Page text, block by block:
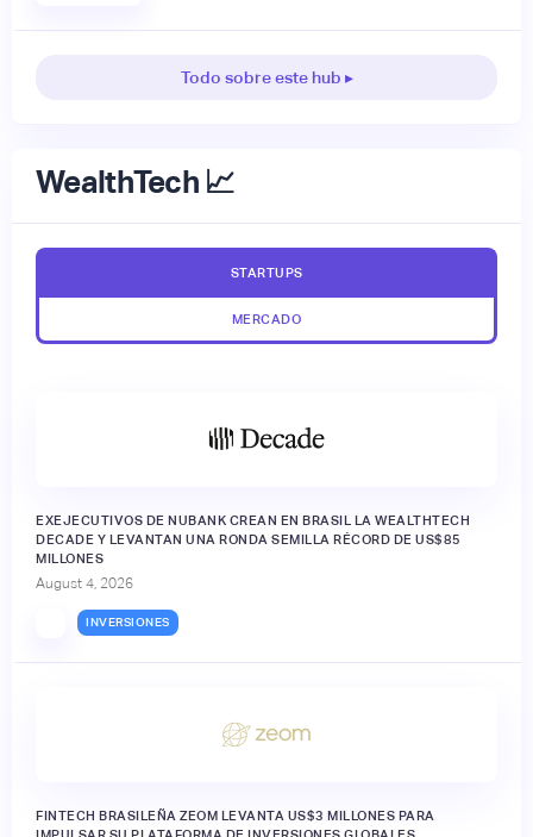
Todo sobre este hub ▸
WealthTech 📈
STARTUPS
MERCADO
EXEJECUTIVOS DE NUBANK CREAN EN BRASIL LA WEALTHTECH
DECADE Y LEVANTAN UNA RONDA SEMILLA RÉCORD DE US$85
MILLONES
August 4, 2026
INVERSIONES
FINTECH BRASILEÑA ZEOM LEVANTA US$3 MILLONES PARA